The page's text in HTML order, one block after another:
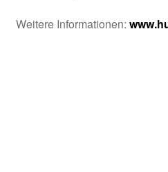
Weitere Informationen: